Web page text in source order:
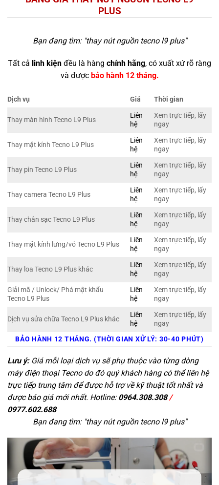
PLUS
Bạn đang tìm: "thay nút nguồn tecno l9 plus"
Tất cả linh kiện đều là hàng chính hãng, có xuất xứ rõ ràng
và được bảo hành 12 tháng.
Dịch vụ Giá Thời gian
Thay màn hình Tecno L9 Plus
Liên
hệ
Xem trực tiếp, lấy
ngay
Thay mặt kính Tecno L9 Plus
Liên
hệ
Xem trực tiếp, lấy
ngay
Thay pin Tecno L9 Plus
Liên
hệ
Xem trực tiếp, lấy
ngay
Thay camera Tecno L9 Plus
Liên
hệ
Xem trực tiếp, lấy
ngay
Thay chân sạc Tecno L9 Plus
Liên
hệ
Xem trực tiếp, lấy
ngay
Thay mặt kính lưng/vỏ Tecno L9 Plus
Liên
hệ
Xem trực tiếp, lấy
ngay
Thay loa Tecno L9 Plus khác
Liên
hệ
Xem trực tiếp, lấy
ngay
Giải mã / Unlock/ Phá mật khẩu
Tecno L9 Plus
Liên
hệ
Xem trực tiếp, lấy
ngay
Dịch vụ sửa chữa Tecno L9 Plus khác
Liên
hệ
Xem trực tiếp, lấy
ngay
BẢO HÀNH 12 THÁNG. (THỜI GIAN XỬ LÝ: 30-40 PHÚT)
Lưu ý:Giá mỗi loại dịch vụ sẽ phụ thuộc vào từng dòng
máy điện thoại Tecno do đó quý khách hàng có thể liên hệ
trực tiếp trung tâm để được hỗ trợ về kỹ thuật tốt nhất và
được báo giá mới nhất. Hotline: 0964.308.308/
0977.602.688
Bạn đang tìm: "thay nút nguồn tecno l9 plus"